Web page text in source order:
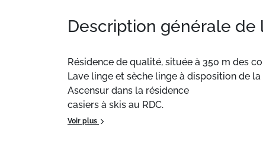
Description générale de
Résidence de qualité, située à 350 m des
Lave linge et sèche linge à disposition de
Ascensur dans la résidence
casiers à skis au RDC.
Voir plus